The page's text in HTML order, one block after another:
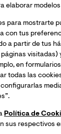
académica,
las Becas
este 8 de
con la
(OEI), el
tecnología en
se lanzó
elaborar
para mostrarte
con tus
a partir de tus
visitadas)
en
todas las
Política de
sus respectivos